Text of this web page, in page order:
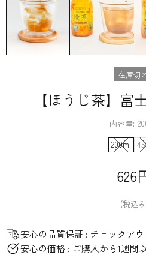
在庫切
【ほうじ茶】富
内容量:
200ml
626
(税込
安心の品質保証 : チェックアウ
安心の価格 : ご購入から1週間